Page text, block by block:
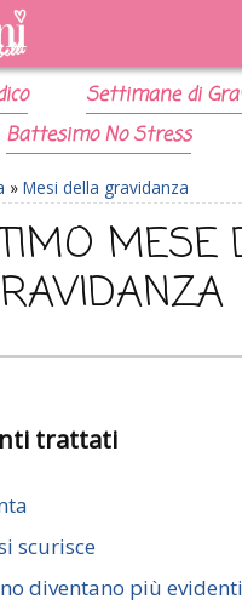
Settimane di
Battesimo No Stress
» Mesi della gravidanza
MESE
trattati
scurisce
diventano più evidenti